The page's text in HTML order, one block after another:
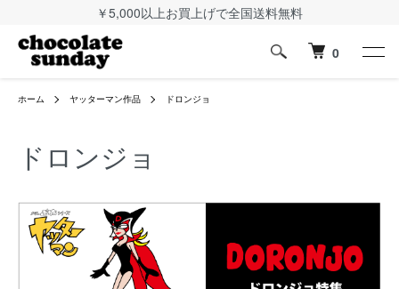
￥5,000以上お買上げで全国送料無料
0
ホーム ヤッターマン作品 ドロンジョ
ドロンジョ